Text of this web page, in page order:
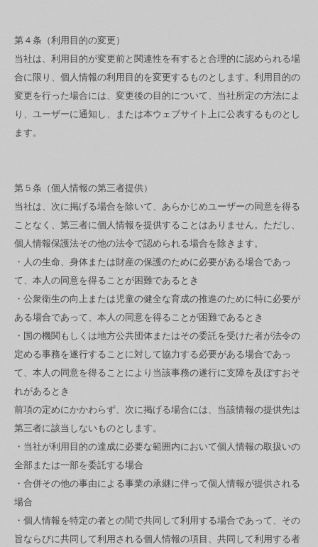
第４条（利用目的の変更）
当社は、利用目的が変更前と関連性を有すると合理的に認められる場
合に限り、個人情報の利用目的を変更するものとします。利用目的の
変更を行った場合には、変更後の目的について、当社所定の方法によ
り、ユーザーに通知し、または本ウェブサイト上に公表するものとし
ます。
第５条（個人情報の第三者提供）
当社は、次に掲げる場合を除いて、あらかじめユーザーの同意を得る
ことなく、第三者に個人情報を提供することはありません。ただし、
個人情報保護法その他の法令で認められる場合を除きます。
・人の生命、身体または財産の保護のために必要がある場合であっ
て、本人の同意を得ることが困難であるとき
・公衆衛生の向上または児童の健全な育成の推進のために特に必要が
ある場合であって、本人の同意を得ることが困難であるとき
・国の機関もしくは地方公共団体またはその委託を受けた者が法令の
定める事務を遂行することに対して協力する必要がある場合であっ
て、本人の同意を得ることにより当該事務の遂行に支障を及ぼすおそ
れがあるとき
前項の定めにかかわらず、次に掲げる場合には、当該情報の提供先は
第三者に該当しないものとします。
・当社が利用目的の達成に必要な範囲内において個人情報の取扱いの
全部または一部を委託する場合
・合併その他の事由による事業の承継に伴って個人情報が提供される
場合
・個人情報を特定の者との間で共同して利用する場合であって、その
旨ならびに共同して利用される個人情報の項目、共同して利用する者